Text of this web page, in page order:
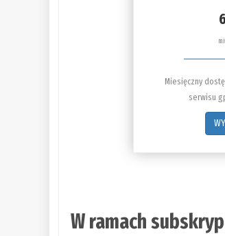
Miesięczny
serwisu
W ramach